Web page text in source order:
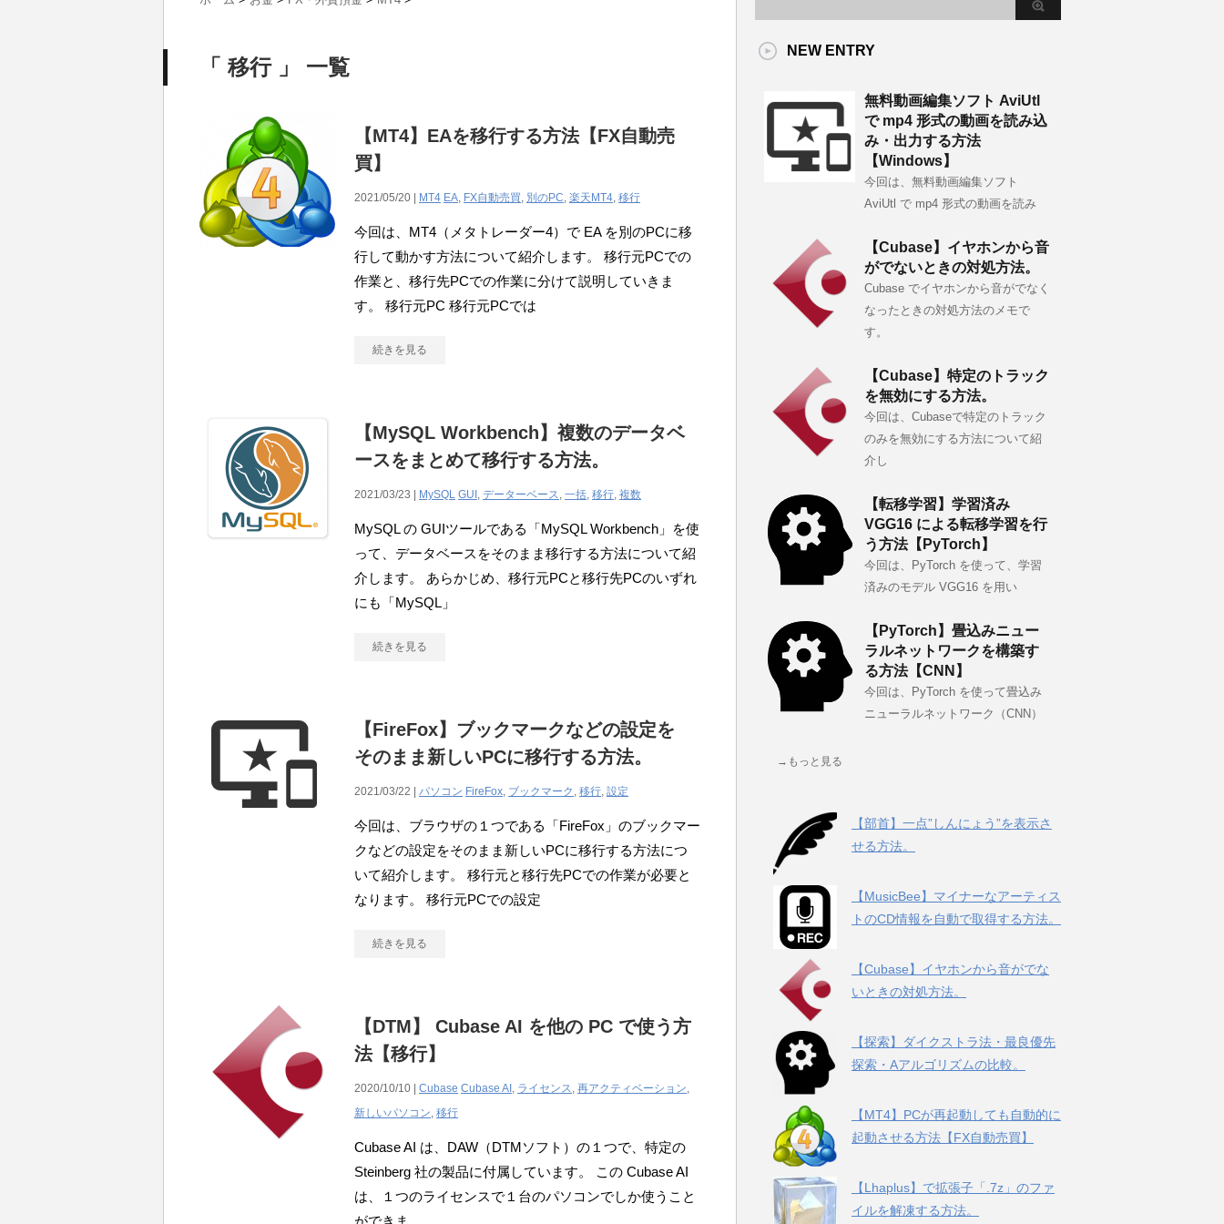
「 移行 」 一覧
【MT4】EAを移行する方法【FX自動売
買】
2021/05/20 | MT4 EA, FX自動売買, 別のPC, 楽天MT4, 移行
今回は、MT4（メタトレーダー4）で EA を別のPCに移
行して動かす方法について紹介します。 移行元PCでの
作業と、移行先PCでの作業に分けて説明していきま
す。 移行元PC 移行元PCでは
続きを見る
【MySQL Workbench】複数のデータベ
ースをまとめて移行する方法。
2021/03/23 | MySQL GUI , データーベース, 一括, 移行, 複数
MySQL の GUIツールである「MySQL Workbench」を使
って、データベースをそのまま移行する方法について紹
介します。 あらかじめ、移行元PCと移行先PCのいずれ
にも「MySQL」
続きを見る
【FireFox】ブックマークなどの設定を
そのまま新しいPCに移行する方法。
2021/03/22 | パソコン FireFox, ブックマーク , 移行, 設定
今回は、ブラウザの１つである「FireFox」のブックマー
クなどの設定をそのまま新しいPCに移行する方法につ
いて紹介します。 移行元と移行先PCでの作業が必要と
なります。 移行元PCでの設定
続きを見る
【DTM】 Cubase AI を他の PC で使う方
法【移行】
2020/10/10 | Cubase Cubase AI , ライセンス, 再アクティベーション,
新しいパソコン, 移行
Cubase AI は、DAW（DTMソフト）の１つで、特定の
Steinberg 社の製品に付属しています。 この Cubase AI
は、１つのライセンスで１台のパソコンでしか使うこと
ができま
NEW ENTRY
無料動画編集ソフト AviUtl
で mp4 形式の動画を読み込
み・出力する方法
【Windows】
今回は、無料動画編集ソフト
AviUtl で mp4 形式の動画を読み
【Cubase】イヤホンから音
がでないときの対処方法。
Cubase でイヤホンから音がでなく
なったときの対処方法のメモで
す。
【Cubase】特定のトラック
を無効にする方法。
今回は、Cubaseで特定のトラック
のみを無効にする方法について紹
介し
【転移学習】学習済み
VGG16 による転移学習を行
う方法【PyTorch】
今回は、PyTorch を使って、学習
済みのモデル VGG16 を用い
【PyTorch】畳込みニュー
ラルネットワークを構築す
る方法【CNN】
今回は、PyTorch を使って畳込み
ニューラルネットワーク（CNN）
→もっと見る
【部首】一点”しんにょう”を表示さ
せる方法。
【MusicBee】マイナーなアーティス
トのCD情報を自動で取得する方法。
【Cubase】イヤホンから音がでな
いときの対処方法。
【探索】ダイクストラ法・最良優先
探索・Aアルゴリズムの比較。
【MT4】PCが再起動しても自動的に
起動させる方法【FX自動売買】
【Lhaplus】で拡張子「.7z」のファ
イルを解凍する方法。